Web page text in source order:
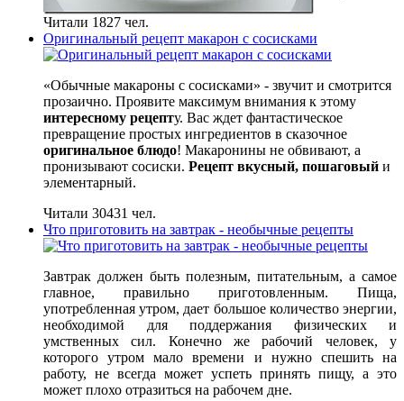
Читали 1827 чел.
Оригинальный рецепт макарон с сосисками
«Обычные макароны с сосисками» - звучит и смотрится
прозаично. Проявите максимум внимания к этому
интересному рецепту. Вас ждет фантастическое
превращение простых ингредиентов в сказочное
оригинальное блюдо! Макаронины не обвивают, а
пронизывают сосиски. Рецепт вкусный, пошаговый и
элементарный.
Читали 30431 чел.
Что приготовить на завтрак - необычные рецепты
Завтрак должен быть полезным, питательным, а самое
главное, правильно приготовленным. Пища,
употребленная утром, дает большое количество энергии,
необходимой для поддержания физических и
умственных сил. Конечно же рабочий человек, у
которого утром мало времени и нужно спешить на
работу, не всегда может успеть принять пищу, а это
может плохо отразиться на рабочем дне.